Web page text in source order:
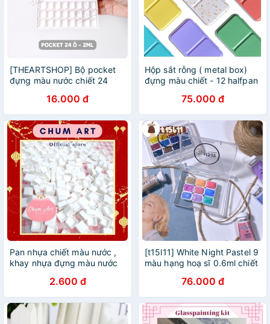
[THEARTSHOP] Bộ pocket
đựng màu nước chiết 24
16.000 đ
Hộp sắt rỗng ( metal box)
đựng màu chiết - 12 halfpan
75.000 đ
Pan nhựa chiết màu nước ,
khay nhựa đựng màu nước
2.600 đ
[t15l11] White Night Pastel 9
màu hạng hoạ sĩ 0.6ml chiết
76.000 đ